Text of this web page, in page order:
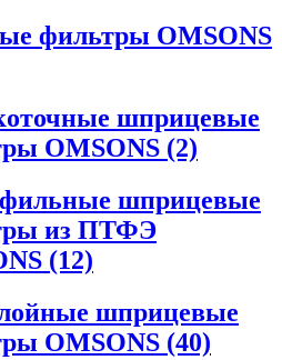
фильтры OMSONS
шприцевые
OMSONS (2)
шприцевые
из ПТФЭ
(12)
шприцевые
OMSONS (40)